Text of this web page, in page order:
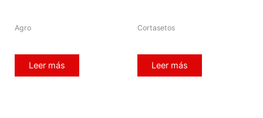
Agro
Leer más
Cortasetos
Leer más